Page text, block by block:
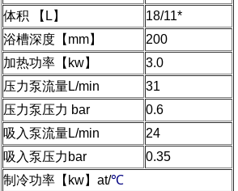
体积 【L】
18/11*
浴槽深度【mm】
200
加热功率【kw】
3.0
压力泵流量L/min
31
压力泵压力 bar
0.6
吸入泵流量L/min
24
吸入泵压力bar
0.35
制冷功率【kw】at/℃